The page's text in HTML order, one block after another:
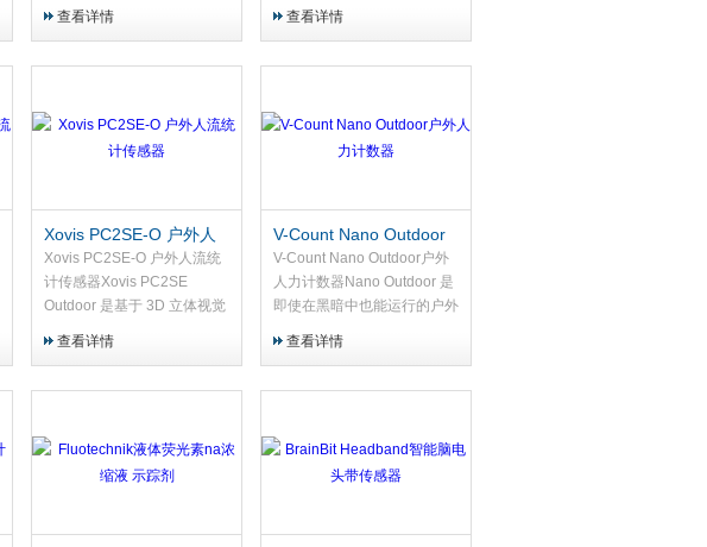
没有凝胶。没有复杂的装备。
查看详情
您能够在现实世界中构建、测
查看详情
Xovis PC2SE-O 户外人
流统计传感器
Xovis PC2SE-O 户外人流统
计传感器Xovis PC2SE
Outdoor 是基于 3D 立体视觉
流 /人数计数传感器。它能实
查看详情
V-Count Nano Outdoor
户外人力计数器
V-Count Nano Outdoor户外
人力计数器Nano Outdoor 是
即使在黑暗中也能运行的户外
-25 至 60 度。专为精确的户
查看详情